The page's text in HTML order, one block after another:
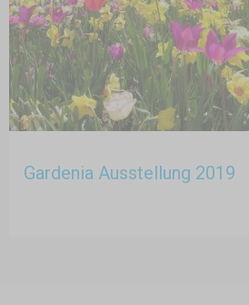
Gardenia Ausstellung 2019